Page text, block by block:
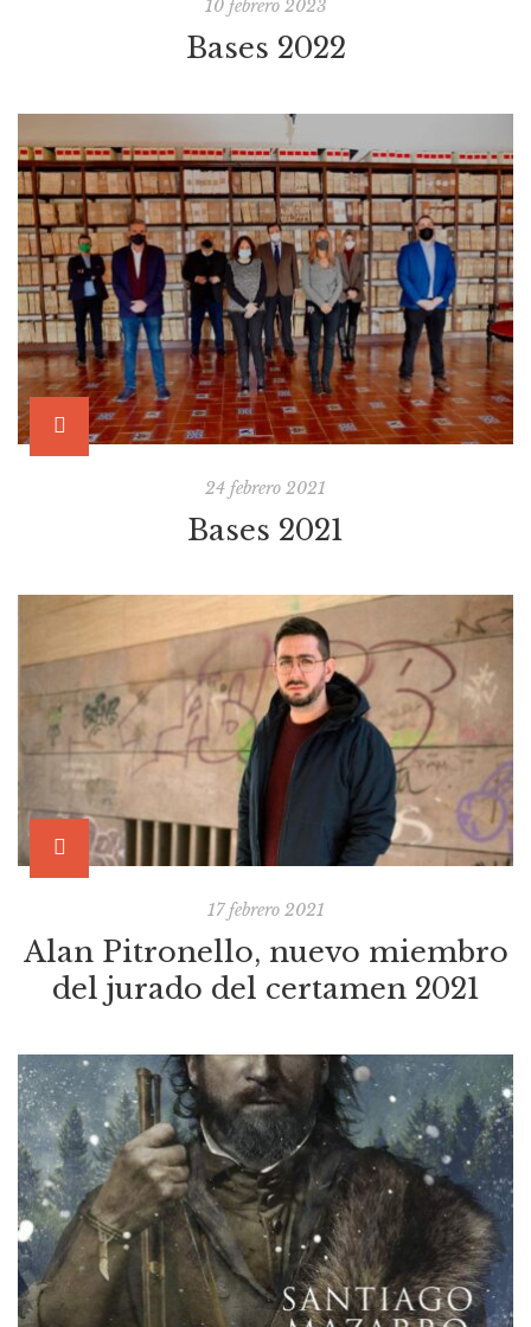
10 febrero 2023
Bases 2022
24 febrero 2021
Bases 2021
17 febrero 2021
Alan Pitronello, nuevo miembro
del jurado del certamen 2021